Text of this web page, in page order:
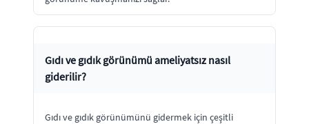
Gıdı ve gıdık görünümü ameliyatsız nasıl
giderilir?
Gıdı ve gıdık görünümünü gidermek için çeşitli